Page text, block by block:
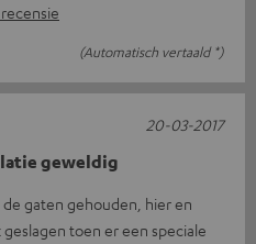
(Automatisch vertaald *)
geweldig
gaten gehouden, hier en
toen er een speciale
20-03-2017